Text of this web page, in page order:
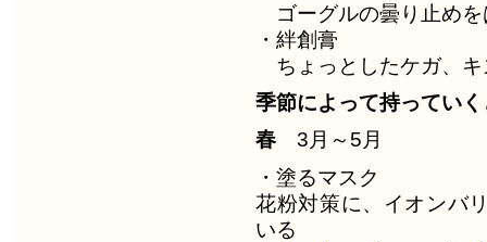
ゴーグルの曇り止めを
・絆創膏
ちょっとしたケガ、キ
季節によって持ってい
春3月～5月
・塗るマスク
花粉対策に、イオンバ
いる